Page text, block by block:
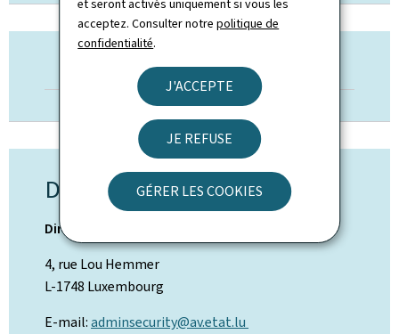
et seront activés uniquement si vous les
acceptez. Consulter notrepolitique de
confidentialité.
J'ACCEPTE
JE REFUSE
GÉRER LES COOKIES
ESPACE PASSAGERS
DÉPARTEMENT SÛRETÉ
Direction de l'Aviation Civile
4, rue Lou Hemmer
L-1748 Luxembourg
E-mail:adminsecurity@av.etat.lu